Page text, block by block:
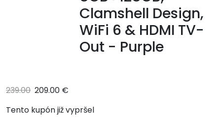
Clamshell Design,
WiFi 6 & HDMI TV-
Out - Purple
239.00 209.00 €
Tento kupón již vypršel